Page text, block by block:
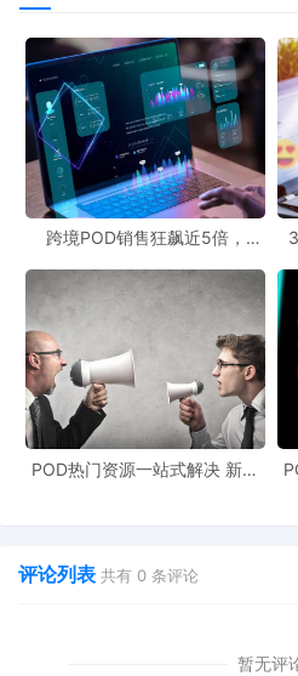
跨境POD销售狂飙近5倍，
POD热门资源一站式解决 新手
评论列表 共有 0 条评论
暂无评